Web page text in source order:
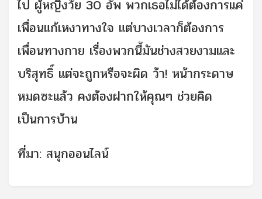
ไป ผู้หญิงวัย 30 อัพ พวกเธอไม่ได้ต้องการแค่
เพื่อนแก้เหงาทางใจ แต่บางเวลาก็ต้องการ
เพื่อนทางกาย เรื่องพวกนี้มันช่างสวยงามและ
บริสุทธิ์ แต่จะถูกหรือจะผิด ว้า! หน้ากระดาษ
หมดซะแล้ว คงต้องฝากให้คุณๆ ช่วยคิด
เป็นการบ้าน
ที่มา: สนุกออนไลน์